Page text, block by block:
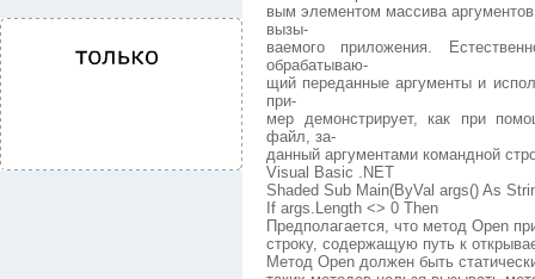
вым элементом массива
вызы-
ваемого приложения.
обрабатываю-
щий переданные аргументы и
при-
мер демонстрирует, как при
файл, за-
данный аргументами командной
Visual Basic .NET
Shaded Sub Main(ByVal args() As
If args.Length <> 0 Then
Предполагается, что метод Open
строку, содержащую путь к
Метод Open должен быть